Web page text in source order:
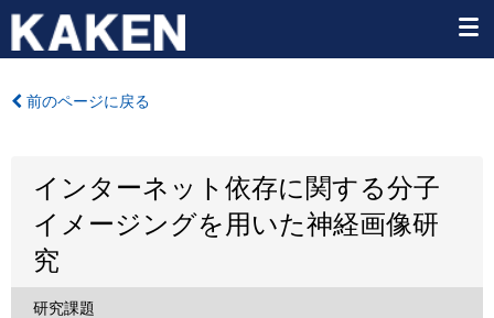
前のページに戻る
インターネット依存に関する分子
イメージングを用いた神経画像研
究
研究課題